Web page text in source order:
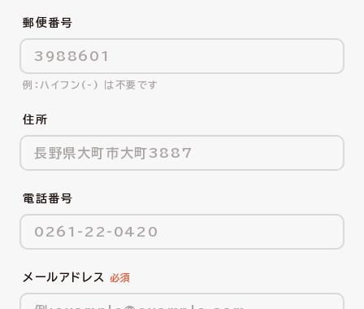
郵便番号
ハイフン(-) は不要です
住所
電話番号
メールアドレス